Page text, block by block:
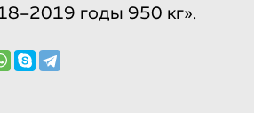
годы 950 кг».